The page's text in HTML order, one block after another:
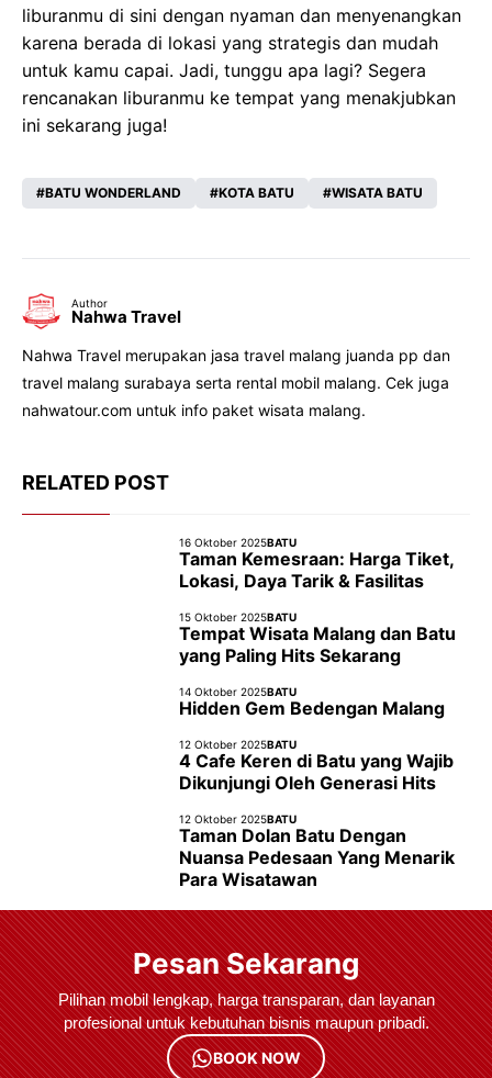
liburanmu di sini dengan nyaman dan menyenangkan
karena berada di lokasi yang strategis dan mudah
untuk kamu capai. Jadi, tunggu apa lagi? Segera
rencanakan liburanmu ke tempat yang menakjubkan
ini sekarang juga!
BATU WONDERLAND KOTA BATU WISATA BATU
Author
Nahwa Travel
Nahwa Travel merupakan jasa travel malang juanda pp dan
travel malang surabaya serta rental mobil malang. Cek juga
nahwatour.com untuk info paket wisata malang.
RELATED POST
16 Oktober 2025BATU
Taman Kemesraan: Harga Tiket,
Lokasi, Daya Tarik & Fasilitas
15 Oktober 2025BATU
Tempat Wisata Malang dan Batu
yang Paling Hits Sekarang
14 Oktober 2025BATU
Hidden Gem Bedengan Malang
12 Oktober 2025BATU
4 Cafe Keren di Batu yang Wajib
Dikunjungi Oleh Generasi Hits
12 Oktober 2025BATU
Taman Dolan Batu Dengan
Nuansa Pedesaan Yang Menarik
Para Wisatawan
Pesan Sekarang
Pilihan mobil lengkap, harga transparan, dan layanan
profesional untuk kebutuhan bisnis maupun pribadi.
BOOK NOW